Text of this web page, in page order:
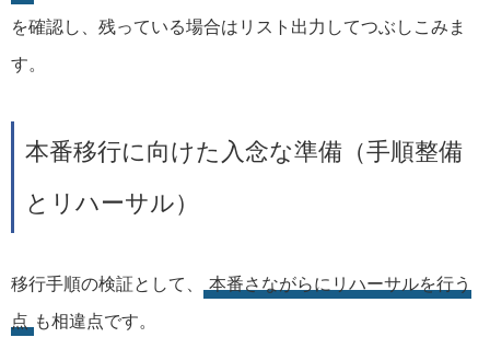
を確認し、残っている場合はリスト出力してつぶしこみま
す。
本番移行に向けた入念な準備（手順整備
とリハーサル）
移行手順の検証として、
本番さながらにリハーサルを行う
点 も相違点です。